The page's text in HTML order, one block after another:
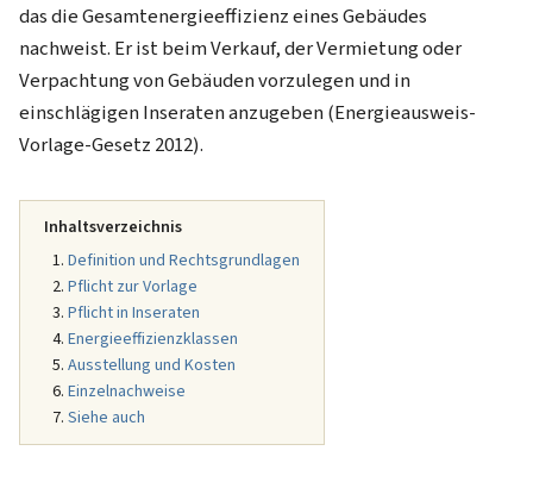
das die Gesamtenergieeffizienz eines Gebäudes
nachweist. Er ist beim Verkauf, der Vermietung oder
Verpachtung von Gebäuden vorzulegen und in
einschlägigen Inseraten anzugeben (Energieausweis-
Vorlage-Gesetz 2012).
Inhaltsverzeichnis
Definition und Rechtsgrundlagen
Pflicht zur Vorlage
Pflicht in Inseraten
Energieeffizienzklassen
Ausstellung und Kosten
Einzelnachweise
Siehe auch